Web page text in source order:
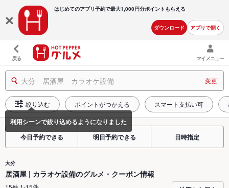
はじめてのアプリ予約で最大1,000円分ポイントもらえる
ダウンロード アプリで開く
戻る マイメニュー
大分 居酒屋 カラオケ設備 変更
絞り込む ポイントがつかえる スマート支払い可
今日予約できる 明日予約できる 日時指定
大分
居酒屋 | カラオケ設備のグルメ・クーポン情報